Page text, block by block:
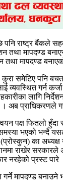
राष्ट्र बैंकले
तथा मापदण्ड
तथा मापदण्ड
समेटिए पनि
व्यवस्थित गर्न
लागि
। अब
पक्ष फितलो
भएको भन्दै
का अध्यक्ष
राखेर
नरहेको प्रस्ट
गर्ने मापदण्ड